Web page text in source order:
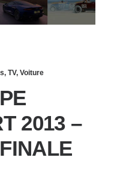
, TV, Voiture
2013 –